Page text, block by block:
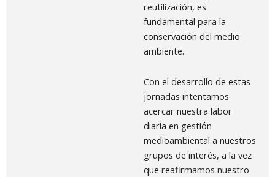
reutilización, es
fundamental para la
conservación del medio
ambiente.
Con el desarrollo de estas
jornadas intentamos
acercar nuestra labor
diaria en gestión
medioambiental a nuestros
grupos de interés, a la vez
que reafirmamos nuestro